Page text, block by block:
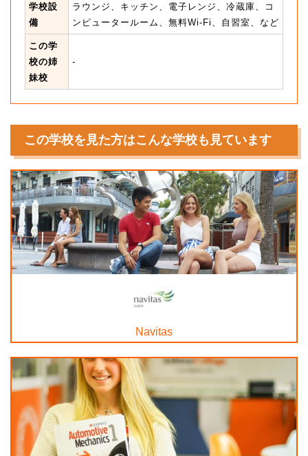
学校設
備
ラウンジ、キッチン、電子レンジ、冷蔵庫、コ
ンピュータールーム、無料Wi-Fi、自習室、など
この学
校の姉
妹校
-
この学校を見た方はこんな学校も見ています
Navitas